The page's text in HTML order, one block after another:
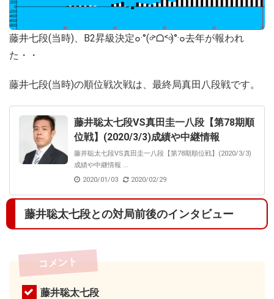
藤井七段(当時)、B2昇級決定๐·°(৹˃ᗝ˂৹)°·๐去年が報われ
た・・
藤井七段(当時)の順位戦次戦は、最終局真田八段戦です。
藤井聡太七段VS真田圭一八段【第78期順
位戦】(2020/3/3)成績や中継情報
藤井聡太七段VS真田圭一八段【第78期順位戦】(2020/3/3)
成績や中継情報 ...
2020/01/03
2020/02/29
藤井聡太七段との対局前後のインタビュー
コメント
藤井聡太七段